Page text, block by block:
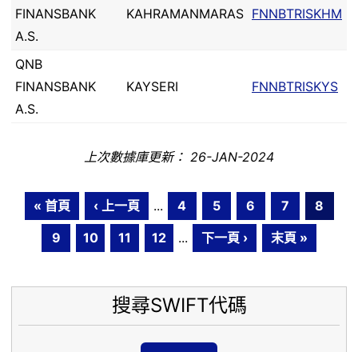
FINANSBANK
A.S.
KAHRAMANMARAS FNNBTRISKHM
QNB
FINANSBANK
A.S.
KAYSERI FNNBTRISKYS
上次數據庫更新： 26-JAN-2024
« 首頁 ‹ 上一頁 ... 4 5 6 7
8
9
10 11 12 ... 下一頁 › 末頁 »
搜尋SWIFT代碼